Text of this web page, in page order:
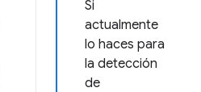
Si
actualmente
lo haces para
la detección
de